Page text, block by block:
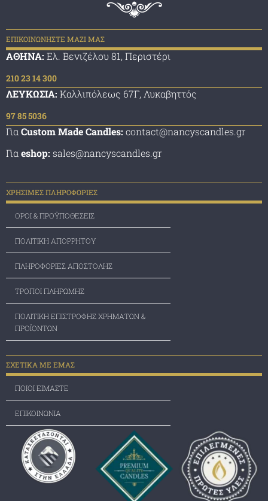
ΕΠΙΚΟΙΝΩΝΗΣΤΕ ΜΑΖΙ ΜΑΣ
ΑΘΗΝΑ: Ελ. Βενιζέλου 81, Περιστέρι
210 23 14 300
ΛΕΥΚΩΣΙΑ: Καλλιπόλεως 67Γ, Λυκαβηττός
97 85 5036
Για Custom Made Candles: contact@nancyscandles.gr
Για eshop: sales@nancyscandles.gr
ΧΡΗΣΙΜΕΣ ΠΛΗΡΟΦΟΡΙΕΣ
ΟΡΟΙ & ΠΡΟΫΠΟΘΕΣΕΙΣ
ΠΟΛΙΤΙΚΗ ΑΠΟΡΡΗΤΟΥ
ΠΛΗΡΟΦΟΡΙΕΣ ΑΠΟΣΤΟΛΗΣ
ΤΡΟΠΟΙ ΠΛΗΡΩΜΗΣ
ΠΟΛΙΤΙΚΗ ΕΠΙΣΤΡΟΦΗΣ ΧΡΗΜΑΤΩΝ &
ΠΡΟΪΟΝΤΩΝ
ΣΧΕΤΙΚΑ ΜΕ ΕΜΑΣ
ΠΟΙΟΙ ΕΙΜΑΣΤΕ
ΕΠΙΚΟΙΝΩΝΙΑ